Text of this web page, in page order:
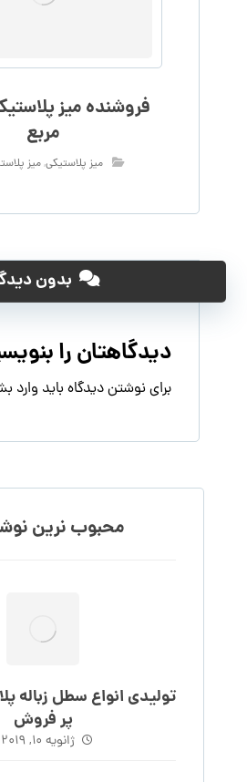
مربع
میز پلاستیکی,میز
بدون
دیدگاهتان را
برای نوشتن دیدگاه باید وارد
محبوب نرین
تولیدی انواع سطل زباله
پر فروش
ژانویه 10, 2019